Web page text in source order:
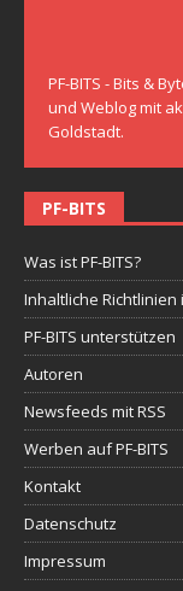
PF-BITS - Bits &
und Weblog mit
Goldstadt.
PF-BITS
Was ist PF-BITS?
Inhaltliche Richtlinien
PF-BITS unterstützen
Autoren
Newsfeeds mit RSS
Werben auf PF-BITS
Kontakt
Datenschutz
Impressum